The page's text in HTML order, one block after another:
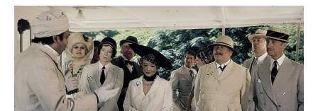
GloryBox.ro
Vreau-schimbare.ro
PRIETENI DIN BREASLA
Filme-Carti.ro